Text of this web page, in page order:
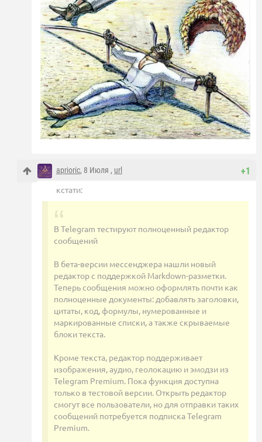
+1
aprioric, 8 Июля , url
кстати:
В Telegram тестируют полноценный редактор
сообщений
В бета-версии мессенджера нашли новый
редактор с поддержкой Markdown-разметки.
Теперь сообщения можно оформлять почти как
полноценные документы: добавлять заголовки,
цитаты, код, формулы, нумерованные и
маркированные списки, а также скрываемые
блоки текста.
Кроме текста, редактор поддерживает
изображения, аудио, геолокацию и эмодзи из
Telegram Premium. Пока функция доступна
только в тестовой версии. Открыть редактор
смогут все пользователи, но для отправки таких
сообщений потребуется подписка Telegram
Premium.